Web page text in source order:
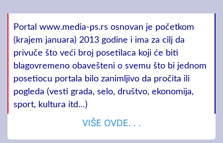
Portal www.media-ps.rs osnovan je početkom
(krajem januara) 2013 godine i ima za cilj da
privuče što veći broj posetilaca koji će biti
blagovremeno obavešteni o svemu što bi jednom
posetiocu portala bilo zanimljivo da pročita ili
pogleda (vesti grada, selo, društvo, ekonomija,
sport, kultura itd…)
VIŠE OVDE. . .